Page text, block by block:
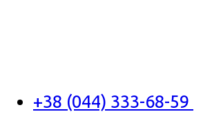
+38 (044) 333-68-59